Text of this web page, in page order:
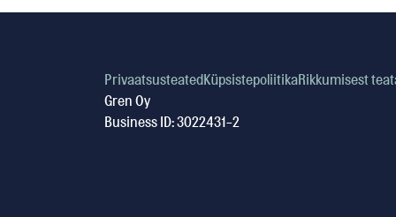
PrivaatsusteatedKüpsistepoliitikaRikkumisest
Gren Oy
Business ID: 3022431-2